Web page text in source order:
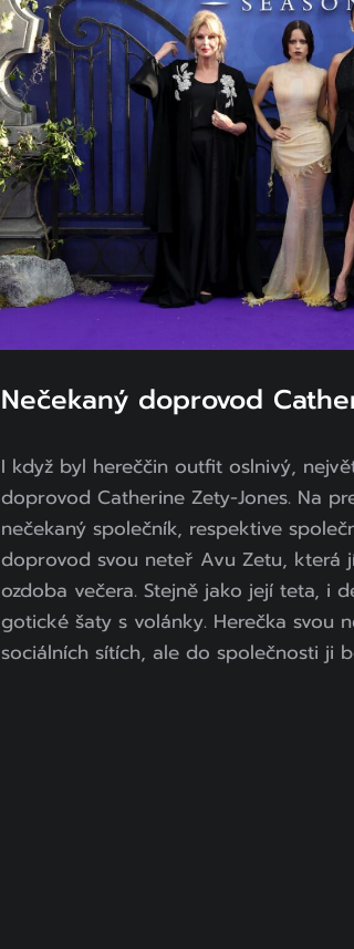
Nečekaný doprovod
I když byl hereččin outfit oslnivý,
doprovod Catherine Zety-Jones. Na
nečekaný společník, respektive
doprovod svou neteř Avu Zetu, která
ozdoba večera. Stejně jako její teta, i
gotické šaty s volánky. Herečka svou
sociálních sítích, ale do společnosti ji